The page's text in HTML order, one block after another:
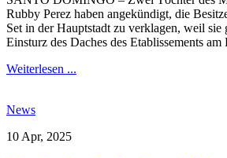
Rubby Perez haben angekündigt, die
Set in der Hauptstadt zu verklagen, weil sie
Einsturz des Daches des Etablissements
Weiterlesen ...
News
10 Apr, 2025